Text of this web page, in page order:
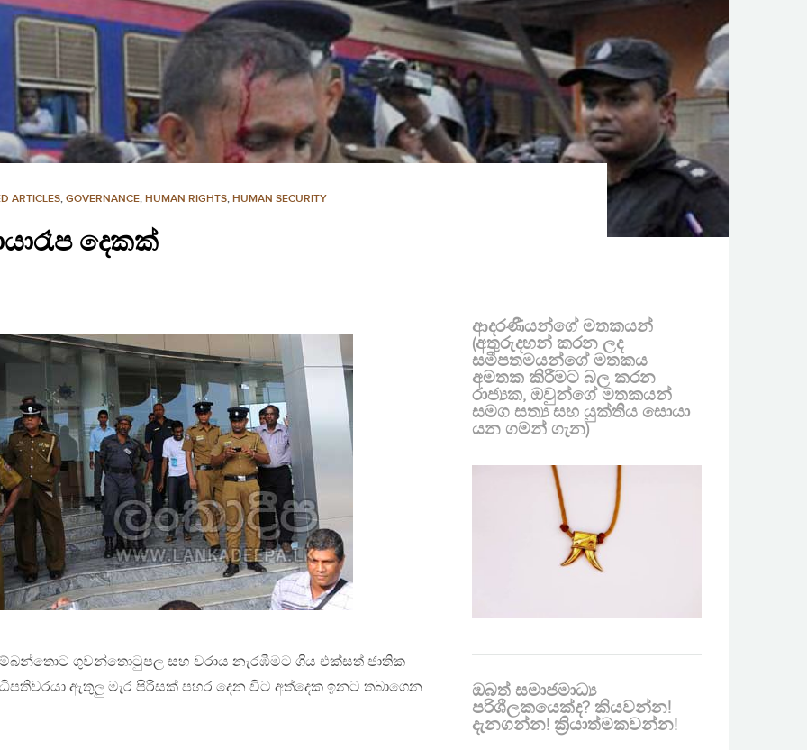
ARTICLES, GOVERNANCE, HUMAN RIGHTS, HUMAN SECURITY
දෙකක්
හම්බන්තොට ගුවන්තොටුපල සහ වරාය නැරඹීමට ගිය එක්සත් ජාතික
ඇතුලු මැර පිරිසක් පහර දෙන විට අත්දෙක ඉනට තබාගෙන
ආදරණීයන්ගේ මතකයන්
(අතුරුදහන් කරන ලද
සමීපතමයන්ගේ මතකය
අමතක කිරීමට බල කරන
රාජ්‍යක, ඔවුන්ගේ මතකයන්
සමග සත්‍ය සහ යුක්තිය සොයා
යන ගමන් ගැන)
ඔබත් සමාජමාධ්‍ය
පරිශීලකයෙක්ද? කියවන්න!
දැනගන්න! ක්‍රියාත්මකවන්න!